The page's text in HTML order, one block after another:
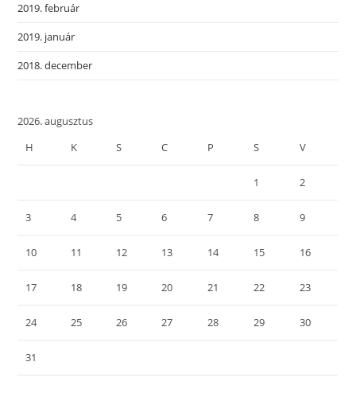
2019. február
2019. január
2018. december
2026. augusztus
H
K S C P S V
1 2
3 4 5 6 7 8 9
10 11 12 13 14 15 16
17 18 19 20 21 22 23
24 25 26 27 28 29 30
31